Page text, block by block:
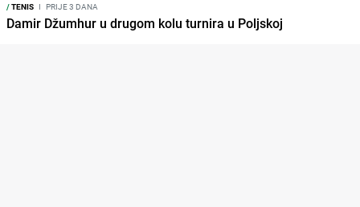
/TENIS I PRIJE 3 DANA
Damir Džumhur u drugom kolu turnira u Poljskoj